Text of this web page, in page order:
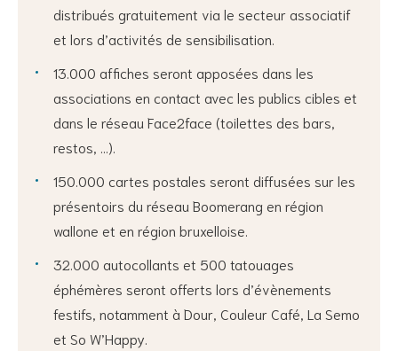
distribués gratuitement via le secteur associatif
et lors d’activités de sensibilisation.
13.000 affiches seront apposées dans les
associations en contact avec les publics cibles et
dans le réseau Face2face (toilettes des bars,
restos, …).
150.000 cartes postales seront diffusées sur les
présentoirs du réseau Boomerang en région
wallone et en région bruxelloise.
32.000 autocollants et 500 tatouages
éphémères seront offerts lors d’évènements
festifs, notamment à Dour, Couleur Café, La Semo
et So W’Happy.